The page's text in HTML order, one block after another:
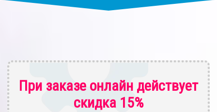
При заказе онлайн действует
скидка 15%